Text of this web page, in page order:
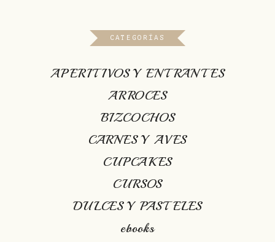
CATEGORÍAS
APERITIVOS Y ENTRANTES
ARROCES
BIZCOCHOS
CARNES Y AVES
CUPCAKES
CURSOS
DULCES Y PASTELES
ebooks